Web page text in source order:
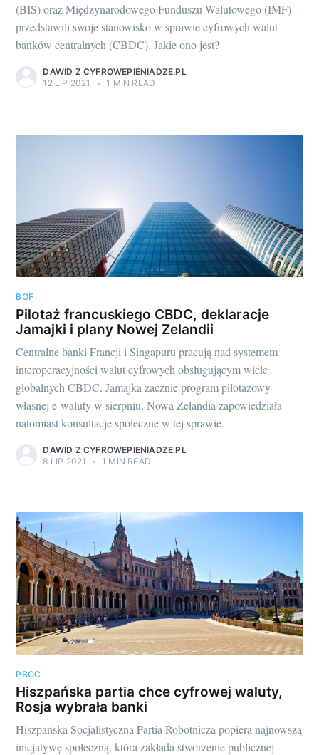
(BIS) oraz Międzynarodowego Funduszu Walutowego (IMF)
przedstawili swoje stanowisko w sprawie cyfrowych walut
banków centralnych (CBDC). Jakie ono jest?
DAWID Z CYFROWEPIENIADZE.PL
12 LIP 2021
• 1 MIN READ
BOF
Pilotaż francuskiego CBDC, deklaracje
Jamajki i plany Nowej Zelandii
Centralne banki Francji i Singapuru pracują nad systemem
interoperacyjności walut cyfrowych obsługującym wiele
globalnych CBDC. Jamajka zacznie program pilotażowy
własnej e-waluty w sierpniu. Nowa Zelandia zapowiedziała
natomiast konsultacje społeczne w tej sprawie.
DAWID Z CYFROWEPIENIADZE.PL
8 LIP 2021
• 1 MIN READ
PBOC
Hiszpańska partia chce cyfrowej waluty,
Rosja wybrała banki
Hiszpańska Socjalistyczna Partia Robotnicza popiera najnowszą
inicjatywę społeczną, która zakłada stworzenie publicznej